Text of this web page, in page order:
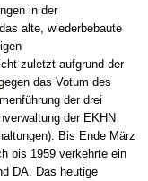
in der
alte, wiederbebaute
zuletzt aufgrund der
das Votum des
der drei
der EKHN
Bis Ende März
bis 1959 verkehrte ein
DA. Das heutige